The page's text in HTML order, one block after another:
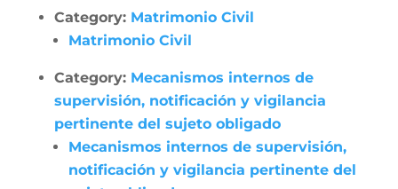
Category: Matrimonio Civil
Matrimonio Civil
Category: Mecanismos internos de
supervisión, notificación y vigilancia
pertinente del sujeto obligado
Mecanismos internos de supervisión,
notificación y vigilancia pertinente del